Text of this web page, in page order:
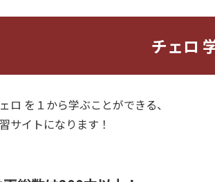
チェロ
ロ を１から学ぶことができる、
サイトになります！